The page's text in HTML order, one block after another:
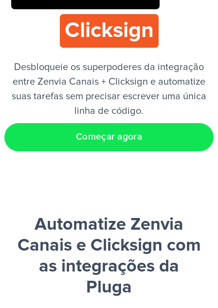
PT
Clicksign
Desbloqueie os superpoderes da integração
entre Zenvia Canais + Clicksign e automatize
suas tarefas sem precisar escrever uma única
linha de código.
Começar agora
Automatize Zenvia
Canais e Clicksign com
as integrações da
Pluga